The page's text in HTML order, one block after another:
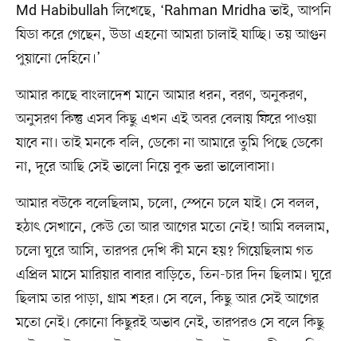
Md Habibullah লিখেছে, ‘Rahman Mridha ভাই, আপনি
যিডা করে গেছেন, উডা এহনো আমরা চালাই যাচ্ছি। তয় আগুন
পুয়ানো দেহিনে।’
আমার কাছে বাংলাদেশ মানে আমার ধরন, বরণ, অনুকরণ,
অনুসরণ কিন্তু এসব কিছু এখন এই অবর বেলায় ফিরে পাওয়া
যাবে না। তাই মনকে বলি, ডেকো না আমারে তুমি পিছে ডেকো
না, দূরে আছি সেই ভালো নিয়ে বুক ভরা ভালোবাসা।
আমার বউকে বলেছিলাম, চলো, স্পেনে চলে যাই। সে বলল,
হঠাৎ সেখানে, কেউ তো আর আগের মতো নেই! আমি বললাম,
চলো ঘুরে আসি, তারপর দেখি কী মনে হয়? গিয়েছিলাম গত
এপ্রিল মাসে মারিয়ার বাবার বাড়িতে, তিন-চার দিন ছিলাম। ঘুরে
ছিলাম তার পাড়া, গ্রাম শহর। সে বলে, কিছু আর সেই আগের
মতো নেই। কোনো কিছুরই অভাব নেই, তারপরও সে বলে কিছু